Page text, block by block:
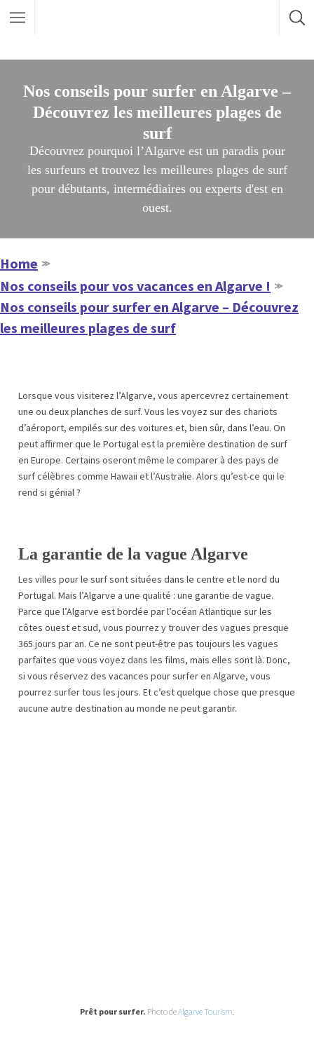
Nos conseils pour surfer en Algarve –
Découvrez les meilleures plages de
surf
Découvrez pourquoi l’Algarve est un paradis pour
les surfeurs et trouvez les meilleures plages de surf
pour débutants, intermédiaires ou experts d'est en
ouest.
Home ≫
Nos conseils pour vos vacances en Algarve ! ≫
Nos conseils pour surfer en Algarve – Découvrez
les meilleures plages de surf
Lorsque vous visiterez l’Algarve, vous apercevrez certainement
une ou deux planches de surf. Vous les voyez sur des chariots
d’aéroport, empilés sur des voitures et, bien sûr, dans l’eau. On
peut affirmer que le Portugal est la première destination de surf
en Europe. Certains oseront même le comparer à des pays de
surf célèbres comme Hawaii et l’Australie. Alors qu’est-ce qui le
rend si génial ?
La garantie de la vague Algarve
Les villes pour le surf sont situées dans le centre et le nord du
Portugal. Mais l’Algarve a une qualité : une garantie de vague.
Parce que l’Algarve est bordée par l’océan Atlantique sur les
côtes ouest et sud, vous pourrez y trouver des vagues presque
365 jours par an. Ce ne sont peut-être pas toujours les vagues
parfaites que vous voyez dans les films, mais elles sont là. Donc,
si vous réservez des vacances pour surfer en Algarve, vous
pourrez surfer tous les jours. Et c’est quelque chose que presque
aucune autre destination au monde ne peut garantir.
Prêt pour surfer. Photo deAlgarve Tourism